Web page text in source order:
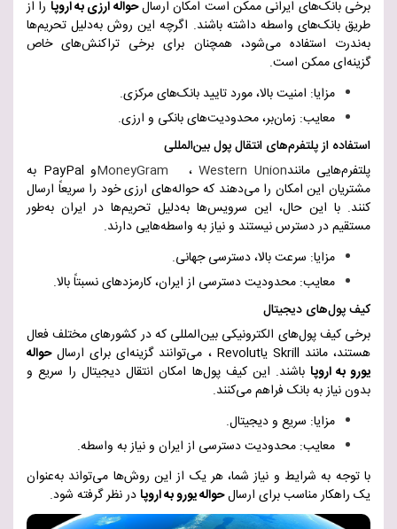
برخی بانک‌های ایرانی ممکن است امکان ارسالحواله ارزی به اروپا را از
طریق بانک‌های واسطه داشته باشند. اگرچه این روش به‌دلیل تحریم‌ها
به‌ندرت استفاده می‌شود، همچنان برای برخی تراکنش‌های خاص
گزینه‌ای ممکن است.
مزایا: امنیت بالا، مورد تایید بانک‌های مرکزی.
معایب: زمان‌بر، محدودیت‌های بانکی و ارزی.
استفاده از پلتفرم‌های انتقال پول بین‌المللی
پلتفرم‌هایی مانندWestern Union ، MoneyGramو PayPal به
مشتریان این امکان را می‌دهند که حواله‌های ارزی خود را سریعاً ارسال
کنند. با این حال، این سرویس‌ها به‌دلیل تحریم‌ها در ایران به‌طور
مستقیم در دسترس نیستند و نیاز به واسطه‌هایی دارند.
مزایا: سرعت بالا، دسترسی جهانی.
معایب: محدودیت دسترسی از ایران، کارمزدهای نسبتاً بالا.
کیف پول‌های دیجیتال
برخی کیف پول‌های الکترونیکی بین‌المللی که در کشورهای مختلف فعال
هستند، مانند SkrillیاRevolut، می‌توانند گزینه‌ای برای ارسالحواله
یورو به اروپا باشند. این کیف پول‌ها امکان انتقال دیجیتال را سریع و
بدون نیاز به بانک فراهم می‌کنند.
مزایا: سریع و دیجیتال.
معایب: محدودیت دسترسی از ایران و نیاز به واسطه.
با توجه به شرایط و نیاز شما، هر یک از این روش‌ها می‌تواند به‌عنوان
یک راهکار مناسب برای ارسالحواله یورو به اروپادر نظر گرفته شود.